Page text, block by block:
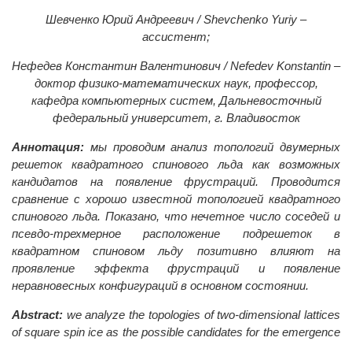
Шевченко Юрий Андреевич / Shevchenko Yuriy –
ассистент;
Нефедев Константин Валентинович / Nefedev Konstantin –
доктор физико-математических наук, профессор,
кафедра компьютерных систем, Дальневосточный
федеральный университет, г. Владивосток
Аннотация: мы проводим анализ топологий двумерных
решеток квадратного спинового льда как возможных
кандидатов на появление фрустраций. Проводится
сравнение с хорошо известной топологией квадратного
спинового льда. Показано, что нечетное число соседей и
псевдо-трехмерное расположение подрешеток в
квадратном спиновом льду позитивно влияют на
проявление эффекта фрустраций и появление
неравновесных конфигураций в основном состоянии.
Abstract: we analyze the topologies of two-dimensional lattices
of square spin ice as the possible candidates for the emergence